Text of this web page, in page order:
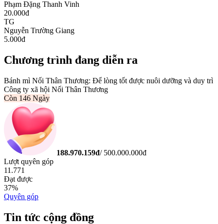
Phạm Đặng Thanh Vinh
20.000đ
TG
Nguyễn Trường Giang
5.000đ
Chương trình đang diễn ra
Bánh mì Nối Thân Thương: Để lòng tốt được nuôi dưỡng và duy trì
Công ty xã hội Nối Thân Thương
Còn 146 Ngày
188.970.159đ/ 500.000.000đ
Lượt quyên góp
11.771
Đạt được
37%
Quyên góp
Tin tức cộng đồng